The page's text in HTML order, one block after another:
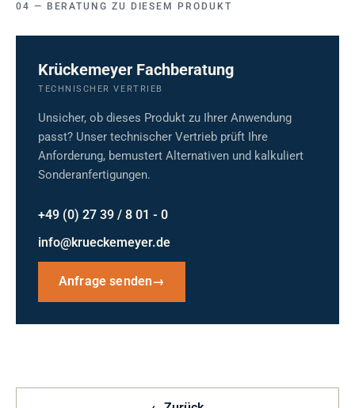
BERATUNG ZU DIESEM PRODUKT
Krückemeyer Fachberatung
TECHNISCHER VERTRIEB
Unsicher, ob dieses Produkt zu Ihrer Anwendung
passt? Unser technischer Vertrieb prüft Ihre
Anforderung, bemustert Alternativen und kalkuliert
Sonderanfertigungen.
+49 (0) 27 39 / 8 01 - 0
info@krueckemeyer.de
Anfrage senden→